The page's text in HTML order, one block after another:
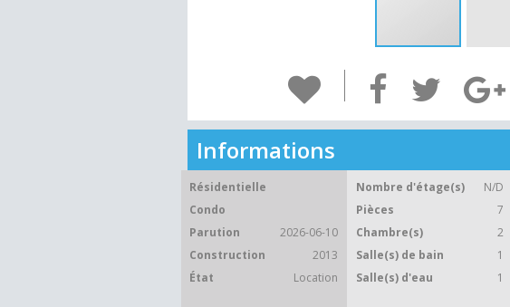
Informations
Résidentielle
Condo
Parution
2026-06-10
Construction
2013
État
Location
Nombre d'étage(s)
N/D
Pièces
7
Chambre(s)
2
Salle(s) de bain
1
Salle(s) d'eau
1